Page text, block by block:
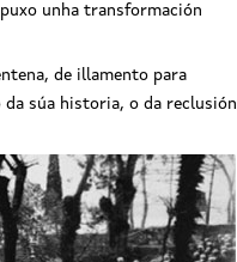
unha transformación
de illamento para
da súa historia, o da reclusión